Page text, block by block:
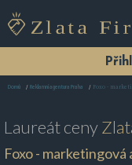
Domů Reklamní agentura Praha Foxo -
Laureát ceny
Foxo -